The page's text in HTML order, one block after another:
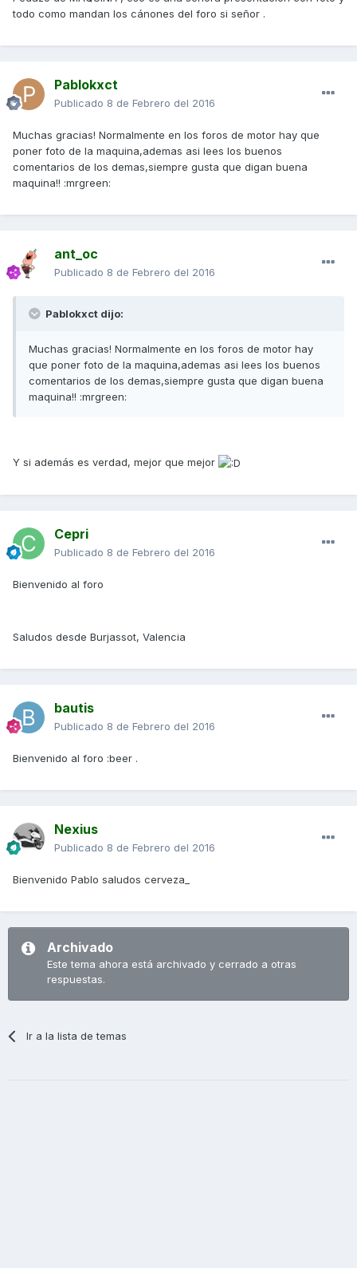
todo como mandan los cánones del foro si señor .
Pablokxct
Publicado 8 de Febrero del 2016
Muchas gracias! Normalmente en los foros de motor hay que
poner foto de la maquina,ademas asi lees los buenos
comentarios de los demas,siempre gusta que digan buena
maquina!! :mrgreen:
ant_oc
Publicado 8 de Febrero del 2016
Pablokxct dijo:
Muchas gracias! Normalmente en los foros de motor hay
que poner foto de la maquina,ademas asi lees los buenos
comentarios de los demas,siempre gusta que digan buena
maquina!! :mrgreen:
Y si además es verdad, mejor que mejor
Cepri
Publicado 8 de Febrero del 2016
Bienvenido al foro
Saludos desde Burjassot, Valencia
bautis
Publicado 8 de Febrero del 2016
Bienvenido al foro :beer .
Nexius
Publicado 8 de Febrero del 2016
Bienvenido Pablo saludos cerveza_
Archivado
Este tema ahora está archivado y cerrado a otras
respuestas.
Ir a la lista de temas